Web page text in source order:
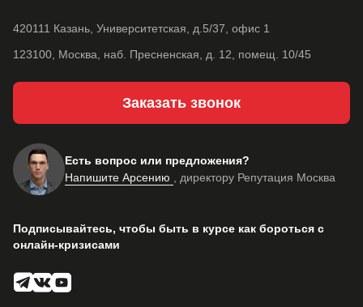
Подписывайтесь, чтобы быть в курсе как бороться с
онлайн-кризисами
420111 Казань, Университетская, д.5/37, офис 1
123100, Москва, наб. Пресненская, д. 12, помещ. 10/45
Заказать звонок
Есть вопрос или предложения?
Напишите Арсению , директору Репутация Москва